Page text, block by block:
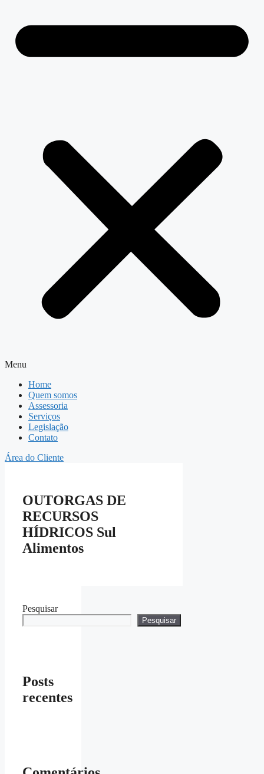
Menu
Home
Quem somos
Assessoria
Serviços
Legislação
Contato
Área do Cliente
OUTORGAS DE
RECURSOS
HÍDRICOS Sul
Alimentos
Pesquisar
Pesquisar
Posts
recentes